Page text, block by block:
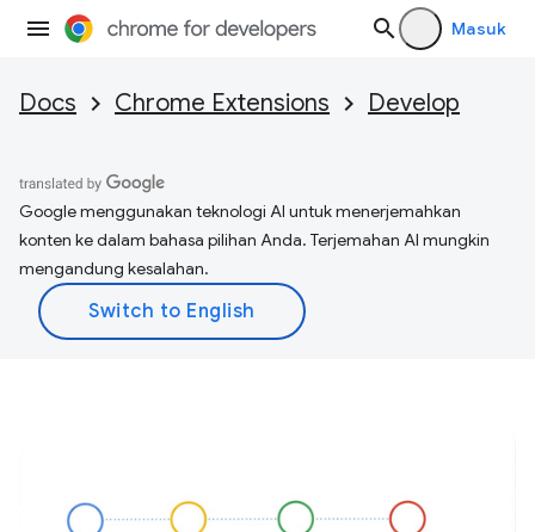
Masuk
Docs Chrome Extensions Develop
Google menggunakan teknologi AI untuk menerjemahkan
konten ke dalam bahasa pilihan Anda. Terjemahan AI mungkin
mengandung kesalahan.